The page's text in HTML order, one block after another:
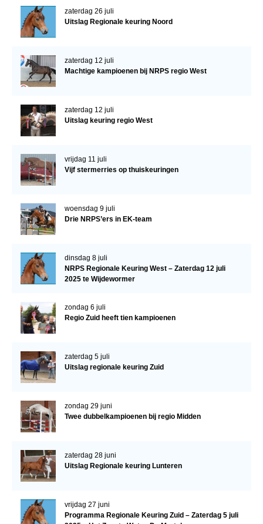
zaterdag 26 juli
Uitslag Regionale keuring Noord
zaterdag 12 juli
Machtige kampioenen bij NRPS regio West
zaterdag 12 juli
Uitslag keuring regio West
vrijdag 11 juli
Vijf stermerries op thuiskeuringen
woensdag 9 juli
Drie NRPS’ers in EK-team
dinsdag 8 juli
NRPS Regionale Keuring West – Zaterdag 12 juli
2025 te Wijdewormer
zondag 6 juli
Regio Zuid heeft tien kampioenen
zaterdag 5 juli
Uitslag regionale keuring Zuid
zondag 29 juni
Twee dubbelkampioenen bij regio Midden
zaterdag 28 juni
Uitslag Regionale keuring Lunteren
vrijdag 27 juni
Programma Regionale Keuring Zuid – Zaterdag 5 juli